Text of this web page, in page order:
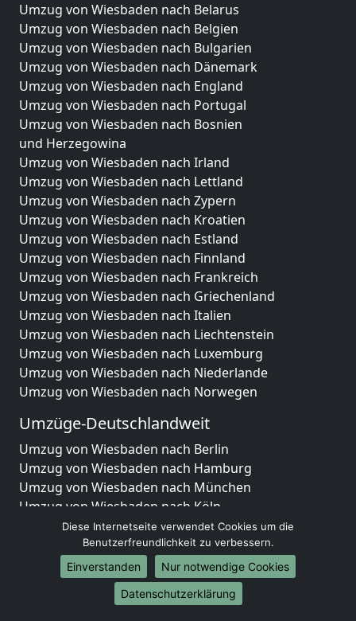
Umzug von Wiesbaden nach Belarus
Umzug von Wiesbaden nach Belgien
Umzug von Wiesbaden nach Bulgarien
Umzug von Wiesbaden nach Dänemark
Umzug von Wiesbaden nach England
Umzug von Wiesbaden nach Portugal
Umzug von Wiesbaden nach Bosnien
und Herzegowina
Umzug von Wiesbaden nach Irland
Umzug von Wiesbaden nach Lettland
Umzug von Wiesbaden nach Zypern
Umzug von Wiesbaden nach Kroatien
Umzug von Wiesbaden nach Estland
Umzug von Wiesbaden nach Finnland
Umzug von Wiesbaden nach Frankreich
Umzug von Wiesbaden nach Griechenland
Umzug von Wiesbaden nach Italien
Umzug von Wiesbaden nach Liechtenstein
Umzug von Wiesbaden nach Luxemburg
Umzug von Wiesbaden nach Niederlande
Umzug von Wiesbaden nach Norwegen
Umzüge-Deutschlandweit
Umzug von Wiesbaden nach Berlin
Umzug von Wiesbaden nach Hamburg
Umzug von Wiesbaden nach München
Umzug von Wiesbaden nach Köln
Umzug von Wiesbaden nach Frankfurt am Main
Umzug von Wiesbaden nach Stuttgart
Umzug von Wiesbaden nach Düsseldorf
Umzug von Wiesbaden nach Leipzig
Umzug von Wiesbaden nach Dortmund
Diese Internetseite verwendet Cookies um die
Benutzerfreundlichkeit zu verbessern.
Einverstanden
Nur notwendige Cookies
Datenschutzerklärung